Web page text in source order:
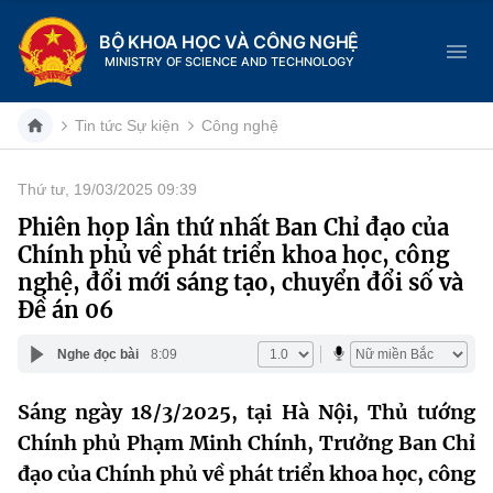
BỘ KHOA HỌC VÀ CÔNG NGHỆ
MINISTRY OF SCIENCE AND TECHNOLOGY
Danh mục
Trang chủ
Giới thiệu
Chức năng nhiệm vụ
Cơ cấu tổ chức
Lịch sử phát triển
Tin tức sự kiện
Khoa học và Công nghệ
Đổi mới sáng tạo
Dịch vụ công
Hệ thống văn bản
Tin tức Sự kiện Công nghệ
Thứ tư, 19/03/2025 09:39
Phiên họp lần thứ nhất Ban Chỉ đạo của
Chính phủ về phát triển khoa học, công
nghệ, đổi mới sáng tạo, chuyển đổi số và
Đề án 06
Nghe đọc bài 8:09
Sáng ngày 18/3/2025, tại Hà Nội, Thủ tướng
Chính phủ Phạm Minh Chính, Trưởng Ban Chỉ
đạo của Chính phủ về phát triển khoa học, công